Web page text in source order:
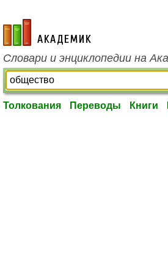
academic.ru
Словари и энциклопедии на
Толкования Переводы Книги